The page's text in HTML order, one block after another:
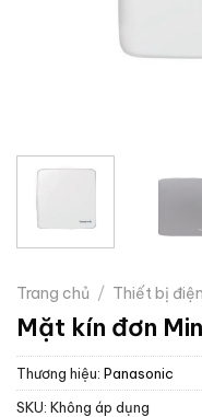
Trang chủ / Thiết bị điện
Mặt kín đơn
Thương hiệu: Panasonic
SKU: Không áp dụng